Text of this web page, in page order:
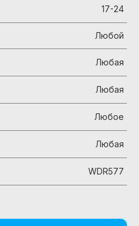
17-24
Любой
Любая
Любая
Любое
Любая
WDR577